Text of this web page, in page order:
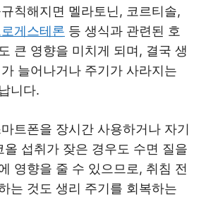
칙해지면 멜라토닌, 코르티솔,
게스테론 등 생식과 관련된 호
큰 영향을 미치게 되며, 결국 생
늘어나거나 주기가 사라지는
니다.
트폰을 장시간 사용하거나 자기
올 섭취가 잦은 경우도 수면 질을
영향을 줄 수 있으므로, 취침 전
는 것도 생리 주기를 회복하는